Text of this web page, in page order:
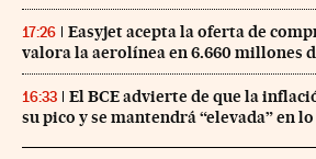
17:26
Easyjet acepta la oferta de
valora la aerolínea en 6.660 millones
16:33
El BCE advierte de que la
su pico y se mantendrá “elevada” en